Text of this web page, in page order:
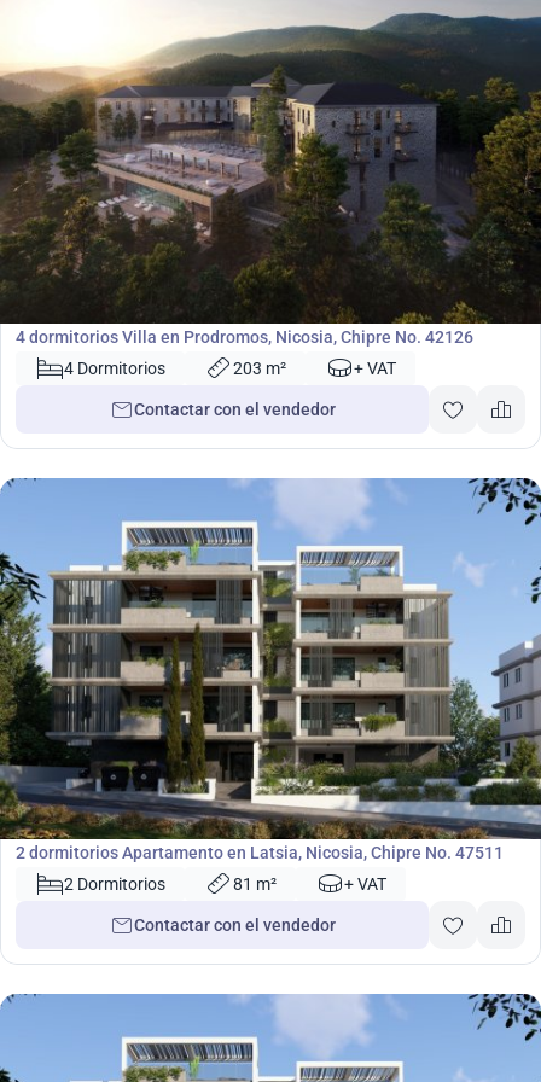
3 990 000
4 dormitorios Villa en Prodromos, Nicosia, Chipre No. 42126
4 Dormitorios
203 m² + VAT
Contactar con el vendedor
€ 198 000
Apartamento
2 dormitorios Apartamento en Latsia, Nicosia, Chipre No. 47511
2 Dormitorios
81 m² + VAT
Contactar con el vendedor